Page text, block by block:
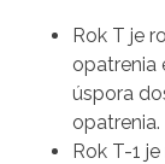
Rok T je
opatrenia
úspora
opatrenia.
Rok T-1